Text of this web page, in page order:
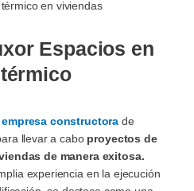
Espacios en
empresa constructora de
llevar a cabo proyectos de
de manera exitosa.
experiencia en la ejecución